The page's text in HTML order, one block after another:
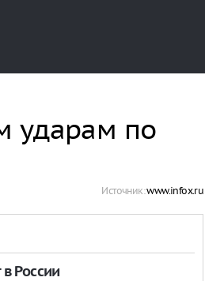
ударам по
Источник:www.infox.ru
России